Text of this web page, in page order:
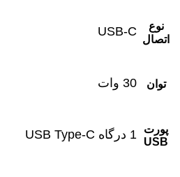
نوع
اتصال
USB-C
توان 30 وات
پورت
USB
1 درگاه USB Type-C